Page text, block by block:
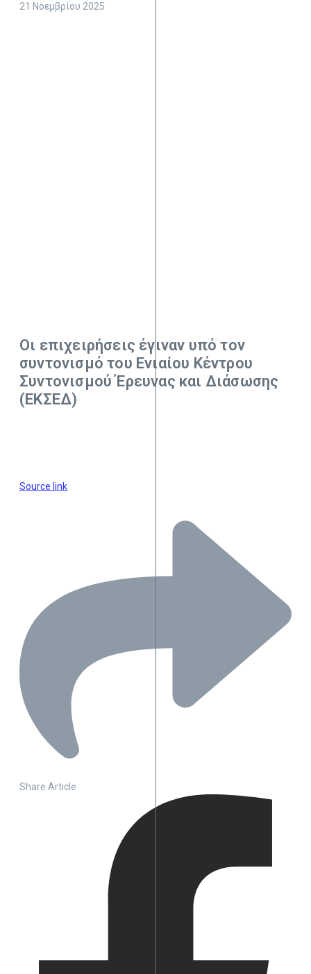
21 Νοεμβρίου 2025
Οι επιχειρήσεις έγιναν υπό τον
συντονισμό του Ενιαίου Κέντρου
Συντονισμού Έρευνας και Διάσωσης
(ΕΚΣΕΔ)
Source link
Share Article